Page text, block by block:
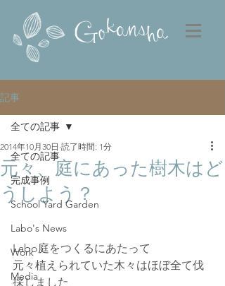
記事
全ての記事
完成事例
School Yard Garden
Labo's News
Work
Media
全ての記事
元々、庭にあった樹木はど
うしよう？
2014年10月30日 読了時間: 1分
Labo庭をつくるにあたって
元々植えられていた木々はほぼ全て伐
採しました